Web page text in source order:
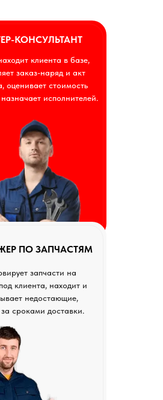
клиента в базе,
заказ-наряд и акт
оценивает стоимость
исполнителей.
запчасти на
клиента, находит и
недостающие,
за сроками доставки.
ПО ЗАПЧАСТЯМ
КОНСУЛЬТАНТ